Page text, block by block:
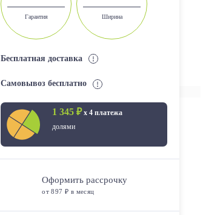
Гарантия Ширина
Бесплатная доставка
Самовывоз бесплатно
1 345 ₽х 4 платежа
долями
Оформить рассрочку
от 897 ₽ в месяц